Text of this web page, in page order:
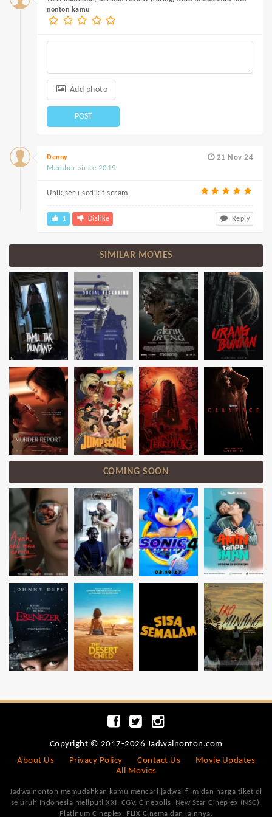
nonton kamu
Add photo
POST
21 Nov 24
Denny
Member since 2019
Unik,seru,sedikit seram.
1 Dislike Reply
SIMILAR MOVIES
COMING SOON
Copyright © 2017-2026 Jadwalnonton.com
About Us
Privacy Policy Contact Us
Movie Updates
All Movies
Jadwalnonton memudahkan kamu mencari jadwal film dan harga tiket di
seluruh Indonesia meliputi XXI, CGV, Cinepolis, New Star Cineplex (NSC),
Platinum Cineplex, FLIX Cinema dan lainnya.